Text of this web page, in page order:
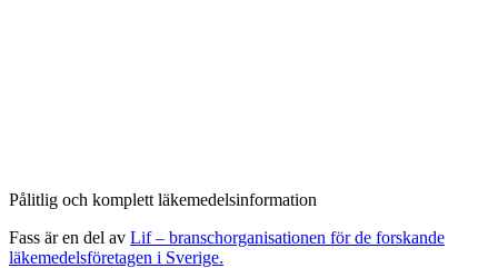
Pålitlig och komplett läkemedelsinformation
Fass är en del av Lif – branschorganisationen för de forskande
läkemedelsföretagen i Sverige.